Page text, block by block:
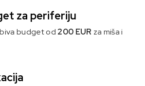
za periferiju
budget od 200 EUR za miša i